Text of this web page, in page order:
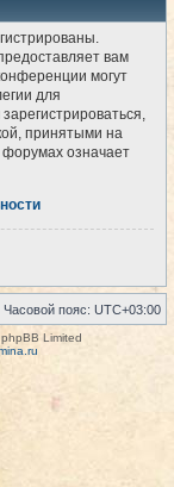
вам
могут
для
принятыми на
означает
Часовой пояс: UTC+03:00
Limited